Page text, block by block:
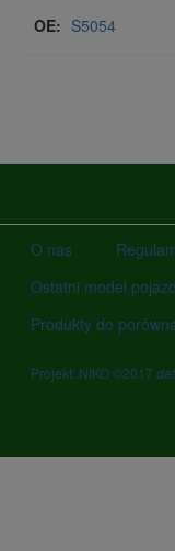
OE: S5054
O nas
Ostatni model
Produkty do
Projekt: NIKO ©2017